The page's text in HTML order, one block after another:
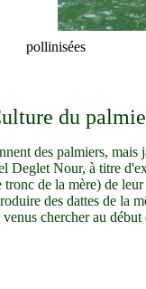
pollinisées
du
des palmiers, mais
Deglet Nour, à titre
de la mère) de
des dattes de la
chercher au